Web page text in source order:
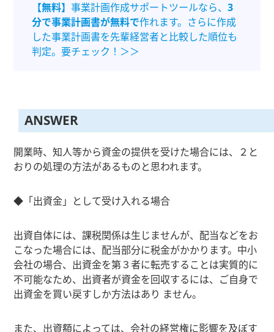
【無料】事業計画作成サポートツールなら、3
分で事業計画書が無料で作れます。さらに作成
した事業計画書を先輩経営者と比較した順位も
判定。要チェック！＞＞
ANSWER
開業時、知人等から資金の提供を受けた場合には、２と
おりの処理の方法があるものと思われます。
◆「出資金」として受け入れる場合
出資自体には、課税関係は生じませんが、配当などをお
こなった場合には、配当部分に税金がかかります。中小
会社の場合、出資金を第３者に転売することは実質的に
不可能なため、出資者が資金を回収するには、ご自身で
出資金を買い戻すしか方法はあり ません。
また、出資額によっては、会社の経営権に影響を及ぼす